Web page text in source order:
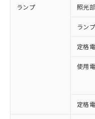
ランプ 照光
ラン
定格
使用
定格
対応済み：
非含有に対応